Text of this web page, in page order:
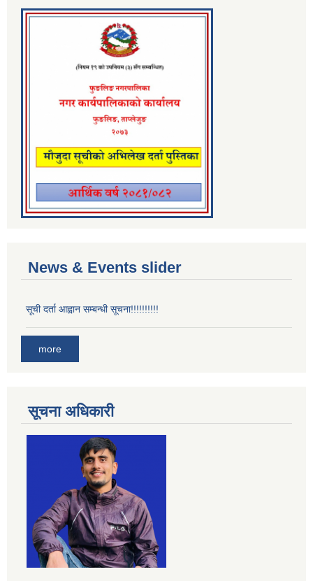
News & Events slider
सूची दर्ता आह्वान सम्बन्धी सूचना!!!!!!!!!!
more
सूचना अधिकारी